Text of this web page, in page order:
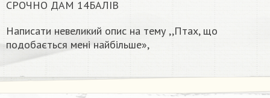
СРОЧНО ДАМ 14БАЛІВ
Написати невеликий опис на тему ,,Птах, що
подобається мені найбільше»,